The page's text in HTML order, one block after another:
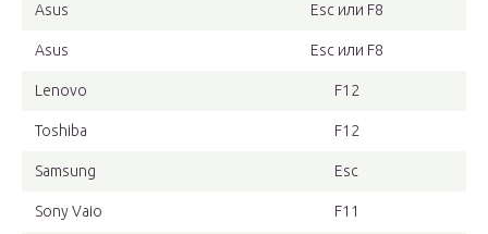
Asus Esc или F8
Asus Esc или F8
Lenovo F12
Toshiba F12
Samsung Esc
Sony Vaio F11